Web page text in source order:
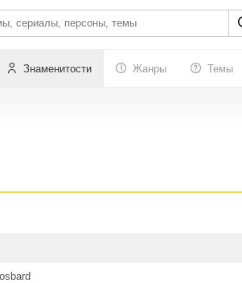
Знаменитости Жанры Темы